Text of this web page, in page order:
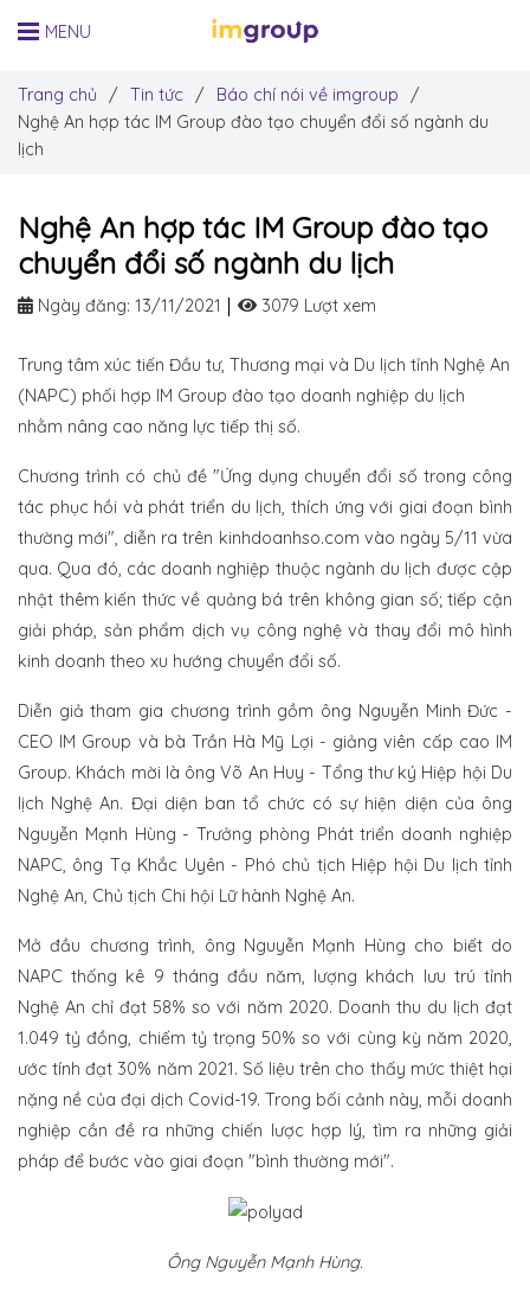
Nghệ An hợp tác IM Group đào tạo
chuyển đổi số ngành du lịch
Ngày đăng: 13/11/2021 3079 Lượt xem
Trung tâm xúc tiến Đầu tư, Thương mại và Du lịch tỉnh Nghệ An
(NAPC) phối hợp IM Group đào tạo doanh nghiệp du lịch
nhằm nâng cao năng lực tiếp thị số.
Chương trình có chủ đề "Ứng dụng chuyển đổi số trong công
tác phục hồi và phát triển du lịch, thích ứng với giai đoạn bình
thường mới", diễn ra trên kinhdoanhso.com vào ngày 5/11 vừa
qua. Qua đó, các doanh nghiệp thuộc ngành du lịch được cập
nhật thêm kiến thức về quảng bá trên không gian số; tiếp cận
giải pháp, sản phẩm dịch vụ công nghệ và thay đổi mô hình
kinh doanh theo xu hướng chuyển đổi số.
Diễn giả tham gia chương trình gồm ông Nguyễn Minh Đức -
CEO IM Group và bà Trần Hà Mỹ Lợi - giảng viên cấp cao IM
Group. Khách mời là ông Võ An Huy - Tổng thư ký Hiệp hội Du
lịch Nghệ An. Đại diện ban tổ chức có sự hiện diện của ông
Nguyễn Mạnh Hùng - Trưởng phòng Phát triển doanh nghiệp
NAPC, ông Tạ Khắc Uyên - Phó chủ tịch Hiệp hội Du lịch tỉnh
Nghệ An, Chủ tịch Chi hội Lữ hành Nghệ An.
Mở đầu chương trình, ông Nguyễn Mạnh Hùng cho biết do
NAPC thống kê 9 tháng đầu năm, lượng khách lưu trú tỉnh
Nghệ An chỉ đạt 58% so với năm 2020. Doanh thu du lịch đạt
1.049 tỷ đồng, chiếm tỷ trọng 50% so với cùng kỳ năm 2020,
ước tính đạt 30% năm 2021. Số liệu trên cho thấy mức thiệt hại
nặng nề của đại dịch Covid-19. Trong bối cảnh này, mỗi doanh
nghiệp cần đề ra những chiến lược hợp lý, tìm ra những giải
pháp để bước vào giai đoạn "bình thường mới".
Ông Nguyễn Mạnh Hùng.
Trang chủ / Tin tức / Báo chí nói về imgroup
/
Nghệ An hợp tác IM Group đào tạo chuyển đổi số ngành du
lịch
MENU